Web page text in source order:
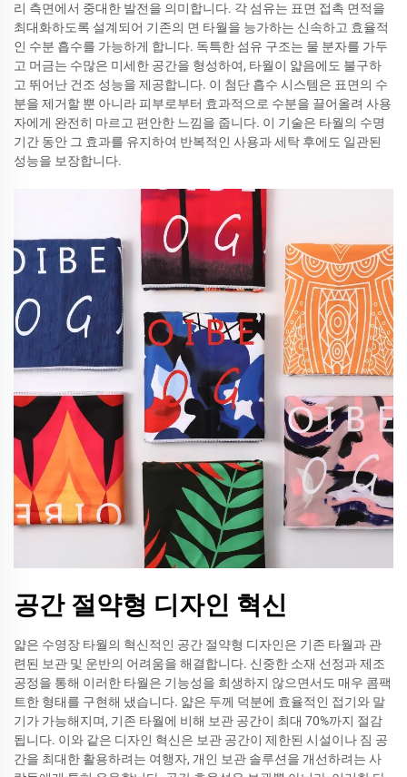
리 측면에서 중대한 발전을 의미합니다. 각 섬유는 표면 접촉 면적을
최대화하도록 설계되어 기존의 면 타월을 능가하는 신속하고 효율적
인 수분 흡수를 가능하게 합니다. 독특한 섬유 구조는 물 분자를 가두
고 머금는 수많은 미세한 공간을 형성하여, 타월이 얇음에도 불구하
고 뛰어난 건조 성능을 제공합니다. 이 첨단 흡수 시스템은 표면의 수
분을 제거할 뿐 아니라 피부로부터 효과적으로 수분을 끌어올려 사용
자에게 완전히 마르고 편안한 느낌을 줍니다. 이 기술은 타월의 수명
기간 동안 그 효과를 유지하여 반복적인 사용과 세탁 후에도 일관된
성능을 보장합니다.
공간 절약형 디자인 혁신
얇은 수영장 타월의 혁신적인 공간 절약형 디자인은 기존 타월과 관
련된 보관 및 운반의 어려움을 해결합니다. 신중한 소재 선정과 제조
공정을 통해 이러한 타월은 기능성을 희생하지 않으면서도 매우 콤팩
트한 형태를 구현해 냈습니다. 얇은 두께 덕분에 효율적인 접기와 말
기가 가능해지며, 기존 타월에 비해 보관 공간이 최대 70%까지 절감
됩니다. 이와 같은 디자인 혁신은 보관 공간이 제한된 시설이나 짐 공
간을 최대한 활용하려는 여행자, 개인 보관 솔루션을 개선하려는 사